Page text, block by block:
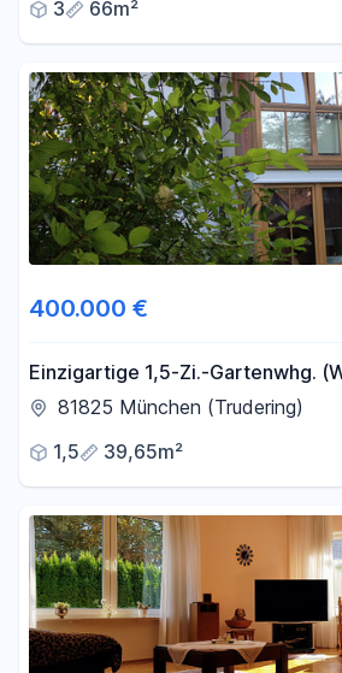
3
66m²
400.000 €
Einzigartige 1,5-Zi.-Gartenwhg.
25,71qm Nutzfl. als Hobbyraum in
81825 München (Trudering)
1,5
39,65m²